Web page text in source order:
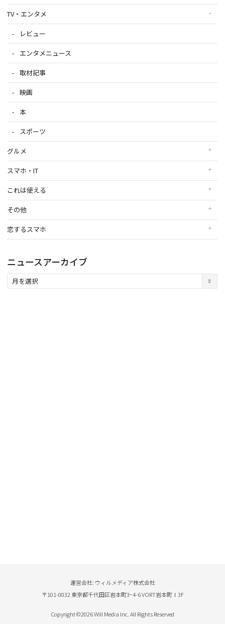
TV・エンタメ
レビュー
エンタメニュース
取材記事
映画
本
スポーツ
グルメ
スマホ・IT
これは使える
その他
恋するスマホ
ニュースアーカイブ
ュ
運営会社: ウィルメディア株式会社
〒101-0032 東京都千代田区岩本町3−4-6 VORT岩本町Ⅰ3F
Copyright ©2026 Will Media Inc. All Rights Reserved